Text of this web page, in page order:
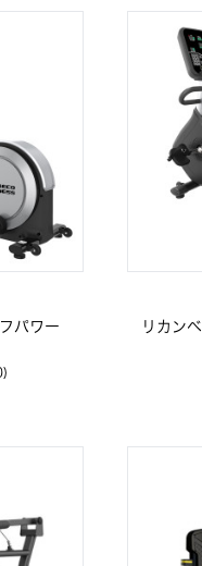
パワー
リカン